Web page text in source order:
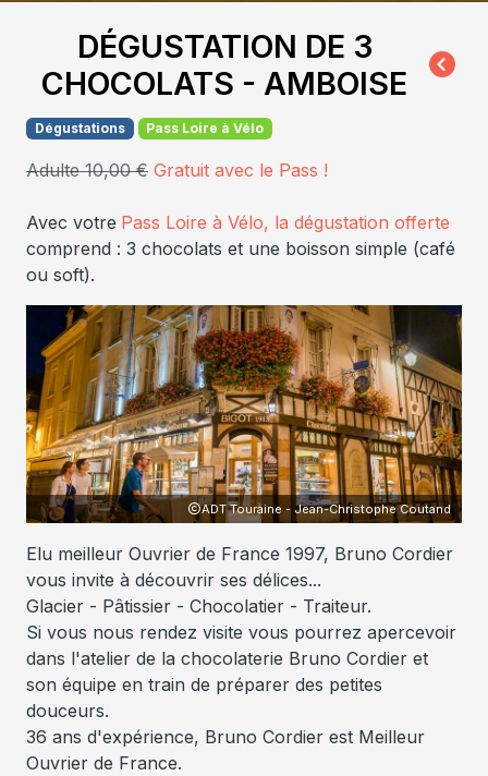
DÉGUSTATION DE 3
CHOCOLATS - AMBOISE
Dégustations Pass Loire à Vélo
Adulte 10,00 € Gratuit avec le Pass !
Avec votre Pass Loire à Vélo, la dégustation offerte
comprend : 3 chocolats et une boisson simple (café
ou soft).
ADT Touraine - Jean-Christophe Coutand
Elu meilleur Ouvrier de France 1997, Bruno Cordier
vous invite à découvrir ses délices...
Glacier - Pâtissier - Chocolatier - Traiteur.
Si vous nous rendez visite vous pourrez apercevoir
dans l'atelier de la chocolaterie Bruno Cordier et
son équipe en train de préparer des petites
douceurs.
36 ans d'expérience, Bruno Cordier est Meilleur
Ouvrier de France.